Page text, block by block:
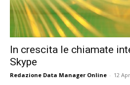
In crescita le chiamate
Skype
Redazione Data Manager Online - 12